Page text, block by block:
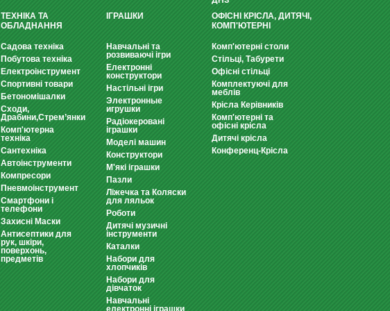
ТЕХНІКА ТА
ОБЛАДНАННЯ
Садова техніка
Побутова техніка
Електроінструмент
Спортивні товари
Бетономішалки
Сходи,
Драбини,Стрем’янки
Комп'ютерна
техніка
Сантехніка
Автоінструменти
Компресори
Пневмоінструмент
Смартфони і
телефони
Захисні Маски
Антисептики для
рук, шкіри,
поверхонь,
предметів
ІГРАШКИ
Навчальні та
розвиваючі ігри
Електронні
конструктори
Настільні ігри
Электронные
игрушки
Радіокеровані
іграшки
Моделі машин
Конструктори
М'які іграшки
Пазли
Ліжечка та Коляски
для ляльок
Роботи
Дитячі музичні
інструменти
Каталки
Набори для
хлопчиків
Набори для
дівчаток
Навчальні
електронні іграшки
ОФІСНІ КРІСЛА, ДИТЯЧІ,
КОМП'ЮТЕРНІ
Комп'ютерні столи
Стільці, Табурети
Офісні стільці
Комплектуючі для
меблів
Крісла Керівників
Комп'ютерні та
офісні крісла
Дитячі крісла
Конференц-Крісла